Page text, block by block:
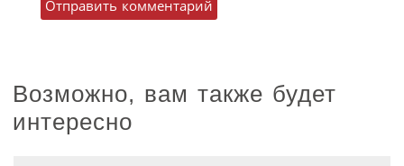
Возможно, вам также будет
интересно